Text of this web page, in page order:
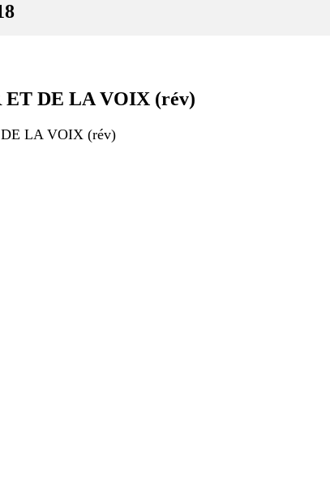
ET DE LA VOIX (rév)
DE LA VOIX (rév)